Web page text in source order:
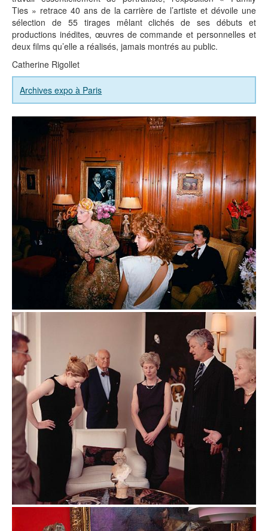
Ties » retrace 40 ans de la carrière de l’artiste et dévoile une
sélection de 55 tirages mêlant clichés de ses débuts et
productions inédites, œuvres de commande et personnelles et
deux films qu’elle a réalisés, jamais montrés au public.
Catherine Rigollet
Archives expo à Paris